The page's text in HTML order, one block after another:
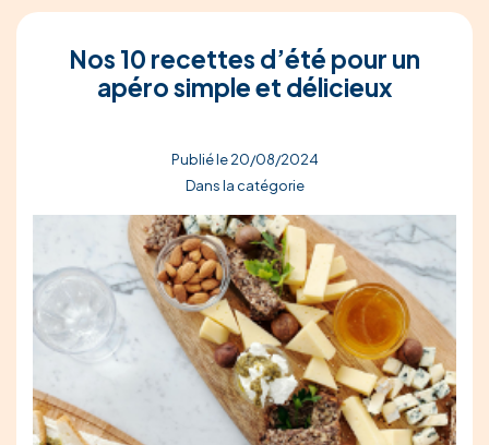
Nos 10 recettes d’été pour un
apéro simple et délicieux
Publié le 20/08/2024
Dans la catégorie